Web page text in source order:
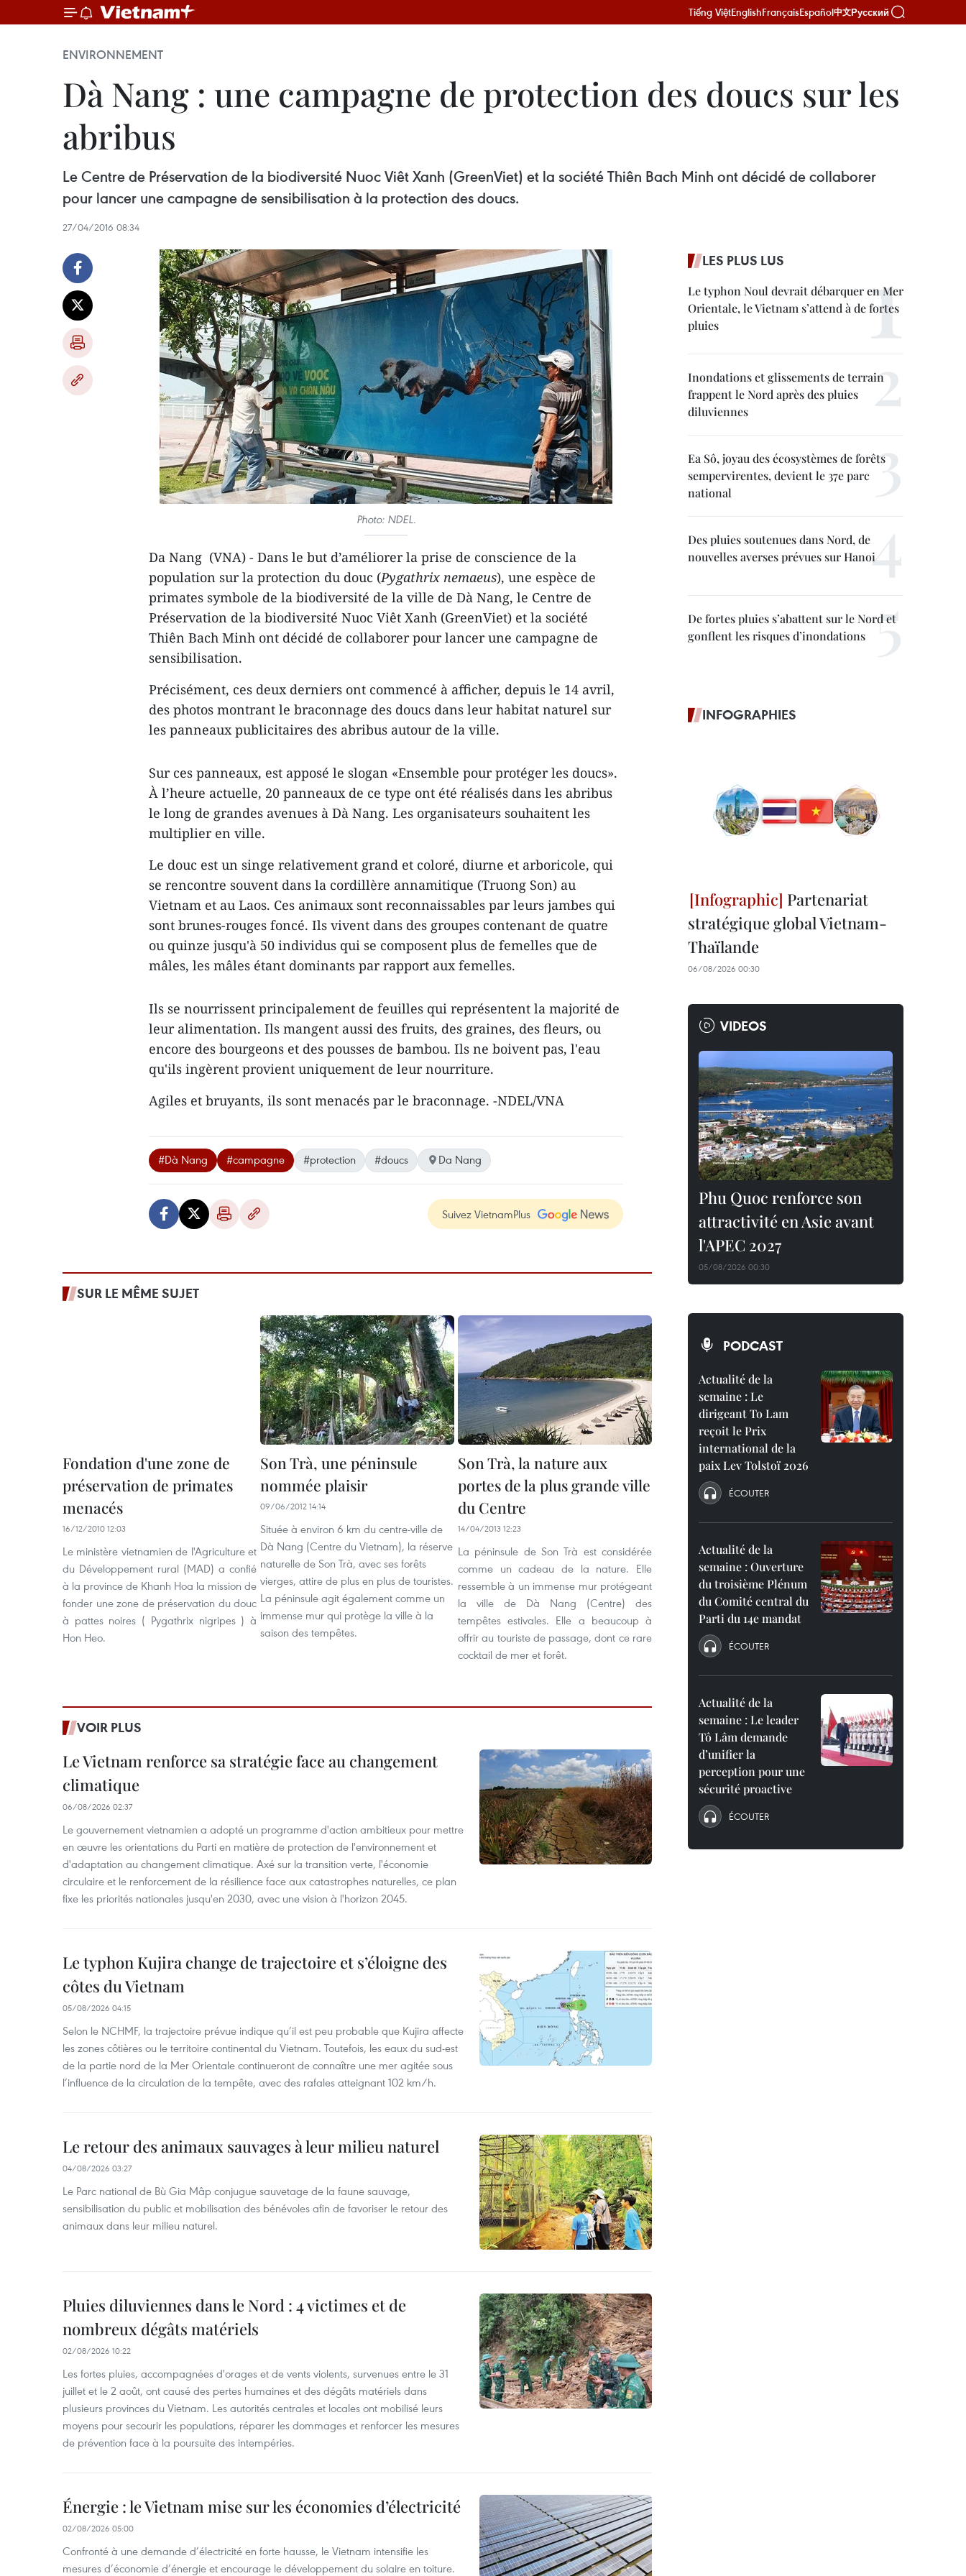
Tiếng ViệtEnglishFrançaisEspañol中文Русский
ENVIRONNEMENT
Dà Nang : une campagne de protection des doucs sur les
abribus
Le Centre de Préservation de la biodiversité Nuoc Viêt Xanh (GreenViet) et la société Thiên Bach Minh ont décidé de collaborer
pour lancer une campagne de sensibilisation à la protection des doucs.
27/04/2016 08:34
Photo: NDEL.
Da Nang (VNA) - Dans le but d’améliorer la prise de conscience de la
population sur la protection du douc (Pygathrix nemaeus), une espèce de
primates symbole de la biodiversité de la ville de Dà Nang, le Centre de
Préservation de la biodiversité Nuoc Viêt Xanh (GreenViet) et la société
Thiên Bach Minh ont décidé de collaborer pour lancer une campagne de
sensibilisation.
Précisément, ces deux derniers ont commencé à afficher, depuis le 14 avril,
des photos montrant le braconnage des doucs dans leur habitat naturel sur
les panneaux publicitaires des abribus autour de la ville.
Sur ces panneaux, est apposé le slogan «Ensemble pour protéger les doucs».
À l’heure actuelle, 20 panneaux de ce type ont été réalisés dans les abribus
le long de grandes avenues à Dà Nang. Les organisateurs souhaitent les
multiplier en ville.
Le douc est un singe relativement grand et coloré, diurne et arboricole, qui
se rencontre souvent dans la cordillère annamitique (Truong Son) au
Vietnam et au Laos. Ces animaux sont reconnaissables par leurs jambes qui
sont brunes-rouges foncé. Ils vivent dans des groupes contenant de quatre
ou quinze jusqu'à 50 individus qui se composent plus de femelles que de
mâles, les mâles étant dominants par rapport aux femelles.
Ils se nourrissent principalement de feuilles qui représentent la majorité de
leur alimentation. Ils mangent aussi des fruits, des graines, des fleurs, ou
encore des bourgeons et des pousses de bambou. Ils ne boivent pas, l'eau
qu'ils ingèrent provient uniquement de leur nourriture.
Agiles et bruyants, ils sont menacés par le braconnage. -NDEL/VNA
#Dà Nang #campagne #protection #doucs Da Nang
Suivez VietnamPlus
SUR LE MÊME SUJET
Fondation d'une zone de
préservation de primates
menacés
16/12/2010 12:03
Le ministère vietnamien de l'Agriculture et
du Développement rural (MAD) a confié
à la province de Khanh Hoa la mission de
fonder une zone de préservation du douc
à pattes noires ( Pygathrix nigripes ) à
Hon Heo.
Son Trà, une péninsule
nommée plaisir
09/06/2012 14:14
Située à environ 6 km du centre-ville de
Dà Nang (Centre du Vietnam), la réserve
naturelle de Son Trà, avec ses forêts
vierges, attire de plus en plus de touristes.
La péninsule agit également comme un
immense mur qui protège la ville à la
saison des tempêtes.
Son Trà, la nature aux
portes de la plus grande ville
du Centre
14/04/2013 12:23
La péninsule de Son Trà est considérée
comme un cadeau de la nature. Elle
ressemble à un immense mur protégeant
la ville de Dà Nang (Centre) des
tempêtes estivales. Elle a beaucoup à
offrir au touriste de passage, dont ce rare
cocktail de mer et forêt.
VOIR PLUS
Le Vietnam renforce sa stratégie face au changement
climatique
06/08/2026 02:37
Le gouvernement vietnamien a adopté un programme d'action ambitieux pour mettre
en œuvre les orientations du Parti en matière de protection de l'environnement et
d'adaptation au changement climatique. Axé sur la transition verte, l'économie
circulaire et le renforcement de la résilience face aux catastrophes naturelles, ce plan
fixe les priorités nationales jusqu'en 2030, avec une vision à l'horizon 2045.
Le typhon Kujira change de trajectoire et s’éloigne des
côtes du Vietnam
05/08/2026 04:15
Selon le NCHMF, la trajectoire prévue indique qu’il est peu probable que Kujira affecte
les zones côtières ou le territoire continental du Vietnam. Toutefois, les eaux du sud-est
de la partie nord de la Mer Orientale continueront de connaître une mer agitée sous
l’influence de la circulation de la tempête, avec des rafales atteignant 102 km/h.
Le retour des animaux sauvages à leur milieu naturel
04/08/2026 03:27
Le Parc national de Bù Gia Mâp conjugue sauvetage de la faune sauvage,
sensibilisation du public et mobilisation des bénévoles afin de favoriser le retour des
animaux dans leur milieu naturel.
Pluies diluviennes dans le Nord : 4 victimes et de
nombreux dégâts matériels
02/08/2026 10:22
Les fortes pluies, accompagnées d'orages et de vents violents, survenues entre le 31
juillet et le 2 août, ont causé des pertes humaines et des dégâts matériels dans
plusieurs provinces du Vietnam. Les autorités centrales et locales ont mobilisé leurs
moyens pour secourir les populations, réparer les dommages et renforcer les mesures
de prévention face à la poursuite des intempéries.
Énergie : le Vietnam mise sur les économies d’électricité
02/08/2026 05:00
Confronté à une demande d’électricité en forte hausse, le Vietnam intensifie les
mesures d’économie d’énergie et encourage le développement du solaire en toiture.
LES PLUS LUS
Le typhon Noul devrait débarquer en Mer
Orientale, le Vietnam s’attend à de fortes
pluies
Inondations et glissements de terrain
frappent le Nord après des pluies
diluviennes
Ea Sô, joyau des écosystèmes de forêts
sempervirentes, devient le 37e parc
national
Des pluies soutenues dans Nord, de
nouvelles averses prévues sur Hanoi
De fortes pluies s’abattent sur le Nord et
gonflent les risques d’inondations
INFOGRAPHIES
Partenariat
stratégique global Vietnam-
Thaïlande
06/08/2026 00:30
VIDEOS
Phu Quoc renforce son
attractivité en Asie avant
l'APEC 2027
05/08/2026 00:30
PODCAST
Actualité de la
semaine : Le
dirigeant To Lam
reçoit le Prix
international de la
paix Lev Tolstoï 2026
ÉCOUTER
Actualité de la
semaine : Ouverture
du troisième Plénum
du Comité central du
Parti du 14e mandat
ÉCOUTER
Actualité de la
semaine : Le leader
Tô Lâm demande
d’unifier la
perception pour une
sécurité proactive
ÉCOUTER